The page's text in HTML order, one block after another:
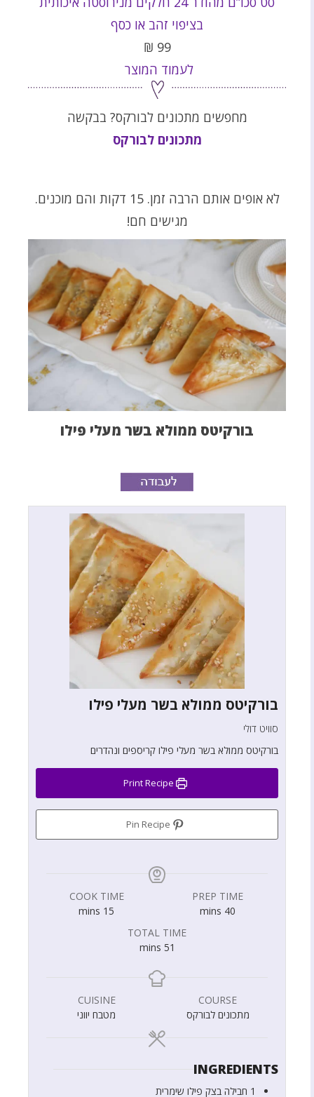
בציפוי זהב או כסף
99
₪
לעמוד המוצר
מחפשים מתכונים לבורקס? בבקשה
מתכונים לבורקס
לא אופים אותם הרבה זמן. 15 דקות והם מוכנים.
מגישים חם!
בורקיטס ממולא בשר מעלי פילו
בורקיטס ממולא בשר מעלי פילו
סוויט דולי
בורקיטס ממולא בשר מעלי פילו קריספים ונהדרים
PREP TIME
40
mins
COOK TIME
15
mins
TOTAL TIME
51
mins
COURSE
מתכונים לבורקס
CUISINE
מטבח יווני
INGREDIENTS
1 חבילה בצק פילו שימרית